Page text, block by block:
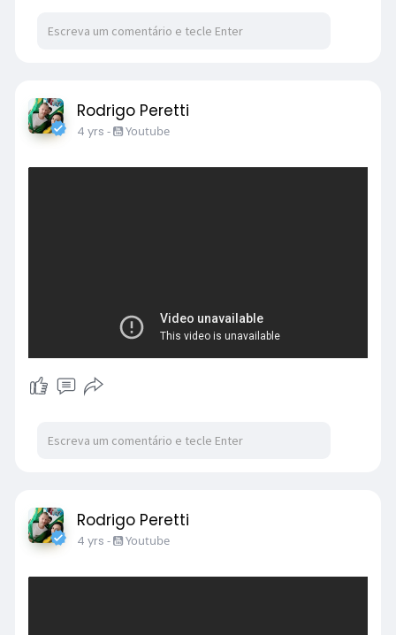
Rodrigo Peretti
4 yrs - Youtube
Rodrigo Peretti
4 yrs - Youtube